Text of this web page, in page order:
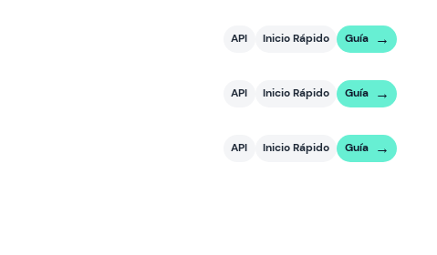
API Inicio Rápido Guía
API Inicio Rápido Guía
API Inicio Rápido Guía